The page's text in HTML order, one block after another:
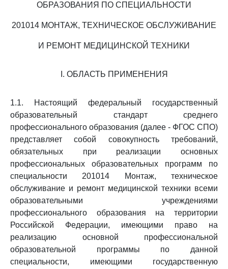
ОБРАЗОВАНИЯ ПО СПЕЦИАЛЬНОСТИ
201014 МОНТАЖ, ТЕХНИЧЕСКОЕ ОБСЛУЖИВАНИЕ
И РЕМОНТ МЕДИЦИНСКОЙ ТЕХНИКИ
I. ОБЛАСТЬ ПРИМЕНЕНИЯ
1.1. Настоящий федеральный государственный
образовательный стандарт среднего
профессионального образования (далее - ФГОС СПО)
представляет собой совокупность требований,
обязательных при реализации основных
профессиональных образовательных программ по
специальности 201014 Монтаж, техническое
обслуживание и ремонт медицинской техники всеми
образовательными учреждениями
профессионального образования на территории
Российской Федерации, имеющими право на
реализацию основной профессиональной
образовательной программы по данной
специальности, имеющими государственную